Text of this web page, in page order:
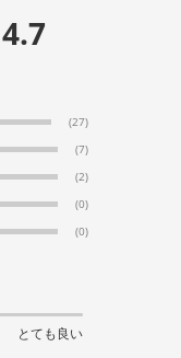
4.7
(27)
(7)
(2)
(0)
(0)
とても良い